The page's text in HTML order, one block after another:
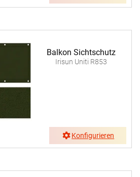
Balkon Sichtschutz
Irisun Uniti R853
Konfigurieren